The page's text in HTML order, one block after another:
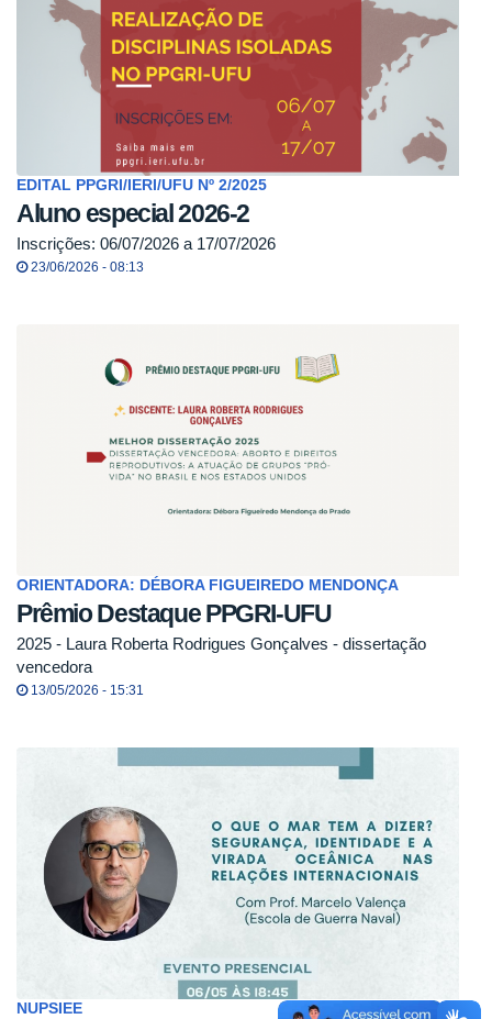
EDITAL PPGRI/IERI/UFU Nº 2/2025
Aluno especial 2026-2
Inscrições: 06/07/2026 a 17/07/2026
23/06/2026 - 08:13
ORIENTADORA: DÉBORA FIGUEIREDO MENDONÇA
Prêmio Destaque PPGRI-UFU
2025 - Laura Roberta Rodrigues Gonçalves - dissertação
vencedora
13/05/2026 - 15:31
NUPSIEE